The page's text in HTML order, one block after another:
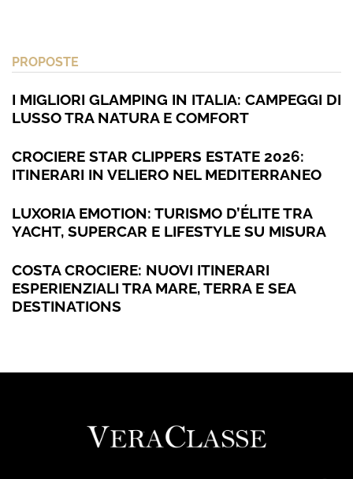
PROPOSTE
I MIGLIORI GLAMPING IN ITALIA: CAMPEGGI DI
LUSSO TRA NATURA E COMFORT
CROCIERE STAR CLIPPERS ESTATE 2026:
ITINERARI IN VELIERO NEL MEDITERRANEO
LUXORIA EMOTION: TURISMO D’ÉLITE TRA
YACHT, SUPERCAR E LIFESTYLE SU MISURA
COSTA CROCIERE: NUOVI ITINERARI
ESPERIENZIALI TRA MARE, TERRA E SEA
DESTINATIONS